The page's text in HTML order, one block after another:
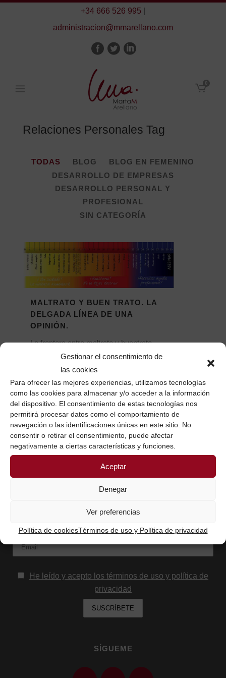
Gestionar el consentimiento de
las cookies
Para ofrecer las mejores experiencias, utilizamos tecnologías
como las cookies para almacenar y/o acceder a la información
del dispositivo. El consentimiento de estas tecnologías nos
permitirá procesar datos como el comportamiento de
navegación o las identificaciones únicas en este sitio. No
consentir o retirar el consentimiento, puede afectar
negativamente a ciertas características y funciones.
Aceptar
Denegar
Ver preferencias
Política de cookiesTérminos de uso y Política de privacidad
+34 666 526 995
administracion@mmarellano.com
0
Relaciones Personales Tag
TODAS BLOG
BLOG EN FEMENINO
DESARROLLO DE EMPRESAS
DESARROLLO PERSONAL Y
PROFESIONAL
SIN CATEGORÍA
MALTRATO Y BUEN TRATO. LA
DELGADA LÍNEA DE UNA
OPINIÓN.
La frontera entre maltrato y buentrato
descansa en la delgada línea de mi
opinión. Soy yo quien decide dónde pone
el límite. "Y si no te pega...
26 noviembre, 2016/0 Comentarios
SUSCRÍBETE AQUÍ Y RECIBIRÁS LOS
CONTENIDOS QUE COMPARTO
He leído y acepto los términos de uso y política de
privacidad
SÍGUEME